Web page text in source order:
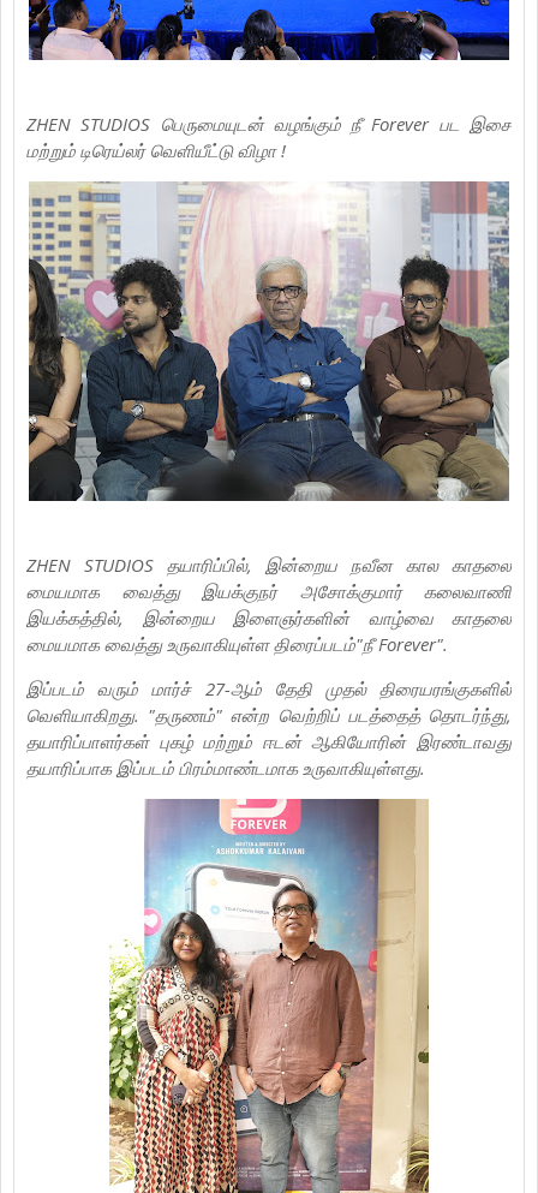
ZHEN STUDIOS பெருமையுடன் வழங்கும் நீ Forever பட இசை
மற்றும் டிரெய்லர் வெளியீட்டு விழா !
ZHEN STUDIOS தயாரிப்பில், இன்றைய நவீன கால காதலை
மையமாக வைத்து இயக்குநர் அசோக்குமார் கலைவாணி
இயக்கத்தில், இன்றைய இளைஞர்களின் வாழ்வை காதலை
மையமாக வைத்து உருவாகியுள்ள திரைப்படம்"நீ Forever".
இப்படம் வரும் மார்ச் 27-ஆம் தேதி முதல் திரையரங்குகளில்
வெளியாகிறது. "தருணம்" என்ற வெற்றிப் படத்தைத் தொடர்ந்து,
தயாரிப்பாளர்கள் புகழ் மற்றும் ஈடன் ஆகியோரின் இரண்டாவது
தயாரிப்பாக இப்படம் பிரம்மாண்டமாக உருவாகியுள்ளது.